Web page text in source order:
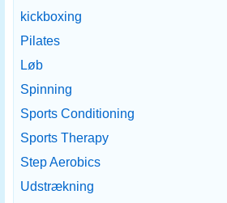
kickboxing
Pilates
Løb
Spinning
Sports Conditioning
Sports Therapy
Step Aerobics
Udstrækning